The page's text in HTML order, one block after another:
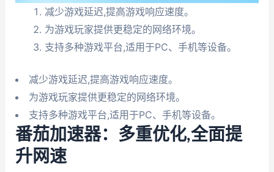
减少游戏延迟,提高游戏响应速度。
为游戏玩家提供更稳定的网络环境。
支持多种游戏平台,适用于PC、手机等设备。
减少游戏延迟,提高游戏响应速度。
为游戏玩家提供更稳定的网络环境。
支持多种游戏平台,适用于PC、手机等设备。
番茄加速器：多重优化,全面提
升网速